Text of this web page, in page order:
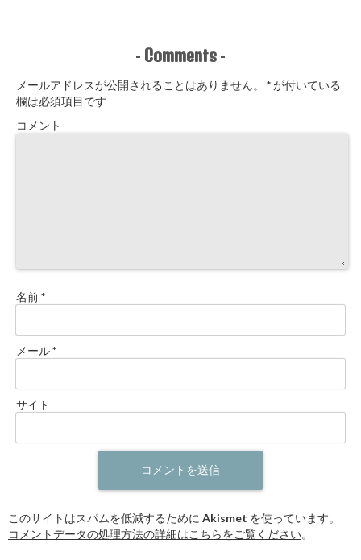
- Comments -
メールアドレスが公開されることはありません。 *が付いている
欄は必須項目です
コメント
名前*
メール*
サイト
このサイトはスパムを低減するために Akismet を使っています。
コメントデータの処理方法の詳細はこちらをご覧ください。